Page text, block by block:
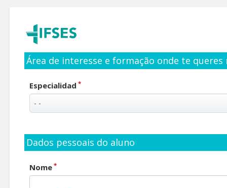
Área de interesse e formação onde te
Especialidad *
Dados pessoais do aluno
Nome *